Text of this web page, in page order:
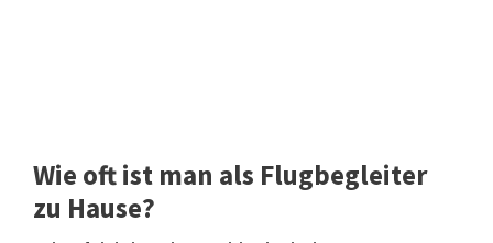
Wie oft ist man als Flugbegleiter
zu Hause?